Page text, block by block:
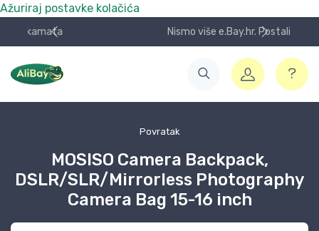
Ažuriraj postavke kolačića
Nismo više e.Bay.hr. Postali smo AliBay!
Povratak
MOSISO Camera Backpack,
DSLR/SLR/Mirrorless Photography
Camera Bag 15-16 inch